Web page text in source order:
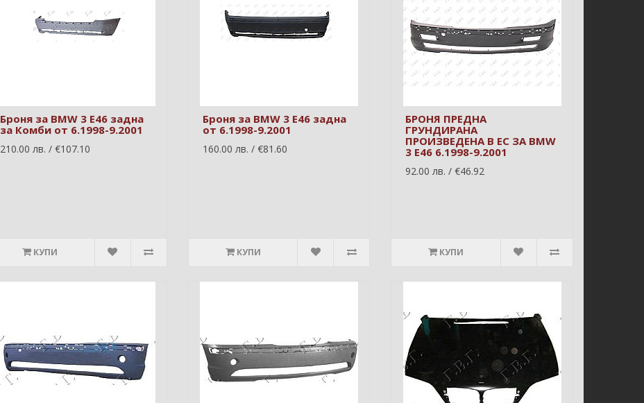
Броня за BMW 3 E46 задна
за Комби от 6.1998-9.2001
210.00 лв. / €107.10
КУПИ
Броня за BMW 3 E46 задна
от 6.1998-9.2001
160.00 лв. / €81.60
КУПИ
БРОНЯ ПРЕДНА
ГРУНДИРАНА
ПРОИЗВЕДЕНА В ЕС ЗА BMW
3 E46 6.1998-9.2001
92.00 лв. / €46.92
КУПИ